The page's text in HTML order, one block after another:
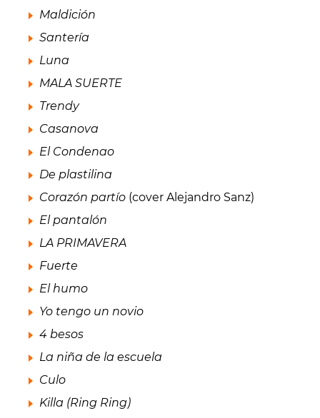
Maldición
Santería
Luna
MALA SUERTE
Trendy
Casanova
El Condenao
De plastilina
Corazón partío (cover Alejandro Sanz)
El pantalón
LA PRIMAVERA
Fuerte
El humo
Yo tengo un novio
4 besos
La niña de la escuela
Culo
Killa (Ring Ring)